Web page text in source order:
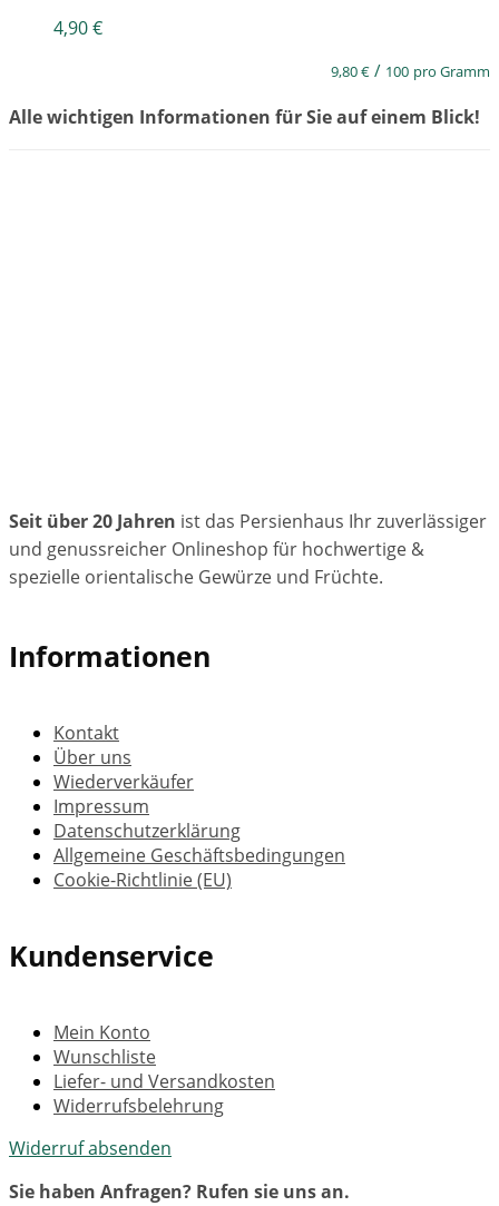
4,90€
9,80€ / 100 pro Gramm
Alle wichtigen Informationen für Sie auf einem Blick!
Seit über 20 Jahren ist das Persienhaus Ihr zuverlässiger
und genussreicher Onlineshop für hochwertige &
spezielle orientalische Gewürze und Früchte.
Informationen
Kontakt
Über uns
Wiederverkäufer
Impressum
Datenschutzerklärung
Allgemeine Geschäftsbedingungen
Cookie-Richtlinie (EU)
Kundenservice
Mein Konto
Wunschliste
Liefer- und Versandkosten
Widerrufsbelehrung
Widerruf absenden
Sie haben Anfragen? Rufen sie uns an.